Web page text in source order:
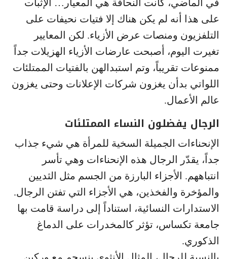
في الماضي، كانت النحافة هي المعيار… الإثبات
على هذا أنه لم يكن هناك إلا فتيات نحيفات على
التلفزيون ومنصات عرض الأزياء. لكن المعايير
تغيرت اليوم، أصبحت عارضات الأزياء الهزيلات جداً
ممنوعات تقريباً، وتم استبدالهن بالفتيات الممتلئات
اللواتي بدأن يغزون شركات الإعلانات وحتى يغزون
عالم الأعمال.
الرجال يفضلون النساء الممتلئات
الإنحناءات الجميلة السخية للمرأة هي شيء جذاب
جداً، يقدّر الرجال هذه الإنحناءات وهي تأسر
انتباههم. الأجزاء البارزة من الجسم مثل الثديين
والمؤخرة والفخذين، هي الأجزاء التي تفتن الرجال.
الاستدارات النسائية، استناداً إلى دراسة قامت بها
جامعة تكساس، تؤثر كالمخدرات على الدماغ
الذكوري.